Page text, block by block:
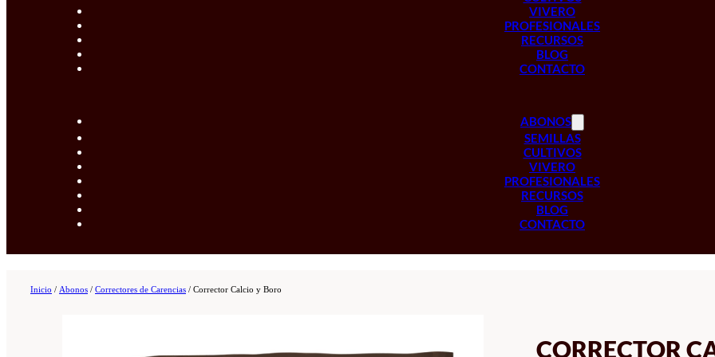
VIVERO
PROFESIONALES
RECURSOS
BLOG
CONTACTO
ABONOS
SEMILLAS
CULTIVOS
VIVERO
PROFESIONALES
RECURSOS
BLOG
CONTACTO
Inicio / Abonos / Correctores de Carencias / Corrector Calcio y Boro
CORRECTOR